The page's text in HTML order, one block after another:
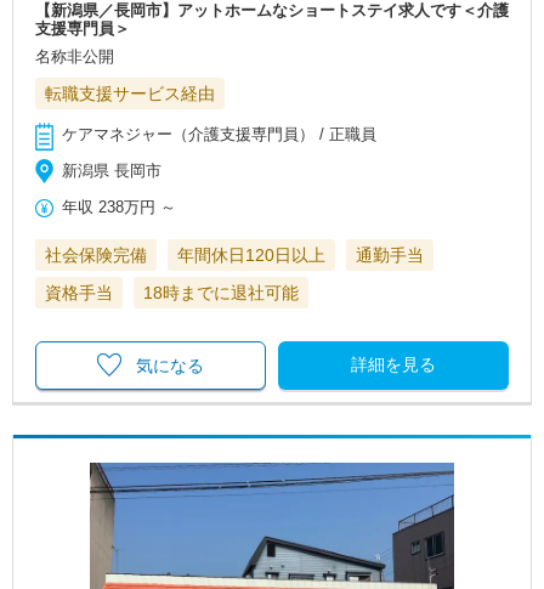
【新潟県／長岡市】アットホームなショートステイ求人です＜介護
支援専門員＞
名称非公開
転職支援サービス経由
ケアマネジャー（介護支援専門員） / 正職員
新潟県 長岡市
年収 238万円 ～
社会保険完備 年間休日120日以上
通勤手当
資格手当
18時までに退社可能
詳細を見る
気になる